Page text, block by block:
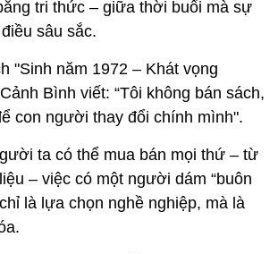
tri thức – giữa thời buổi mà sự
sâu sắc.
"Sinh năm 1972 – Khát vọng
Bình viết: “Tôi không bán sách,
con người thay đổi chính mình".
ta có thể mua bán mọi thứ – từ
– việc có một người dám “buôn
là lựa chọn nghề nghiệp, mà là